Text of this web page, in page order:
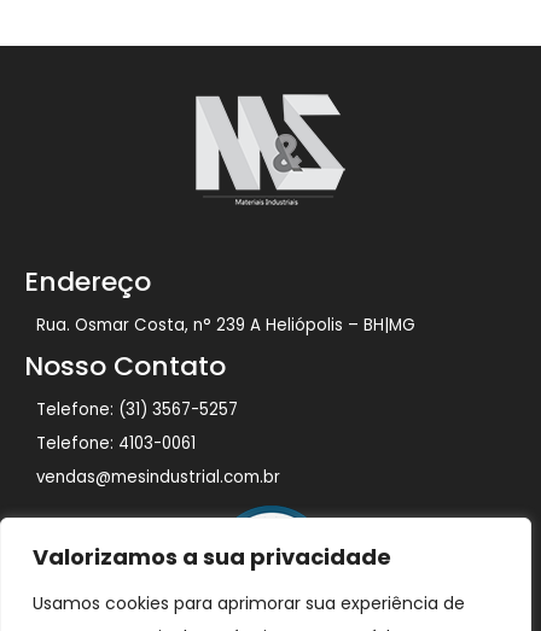
Valorizamos a sua privacidade
Usamos cookies para aprimorar sua experiência de
Endereço
Rua. Osmar Costa, n° 239 A Heliópolis – BH|MG
Nosso Contato
Telefone: (31) 3567-5257
Telefone: 4103-0061
vendas@mesindustrial.com.br